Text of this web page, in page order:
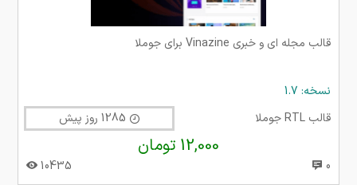
قالب مجله ای و خبری Vinazine برای جوملا
نسخه: 1.7
قالب RTL جوملا
12,000 تومان
0
10435